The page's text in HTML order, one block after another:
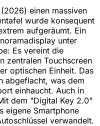
einen massiven
wurde konsequent
aufgeräumt. Ein
unter
Es vereint die
zentralen Touchscreen
optischen Einheit. Das
abgeflacht, was dem
einhaucht. Auch in
dem "Digital Key 2.0"
eigene Smartphone
verwandelt.